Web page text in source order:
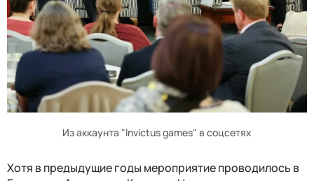
Из аккаунта "Invictus games" в соцсетях
Хотя в предыдущие годы мероприятие проводилось в